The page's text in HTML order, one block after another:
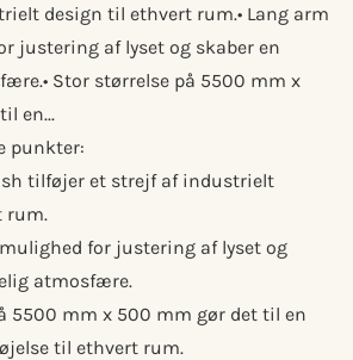
design til ethvert rum.• Lang arm
justering af lyset og skaber en
Stor størrelse på 5500 mm x
en...
punkter:
tilføjer et strejf af industrielt
rum.
for justering af lyset og
atmosfære.
5500 mm x 500 mm gør det til en
til ethvert rum.